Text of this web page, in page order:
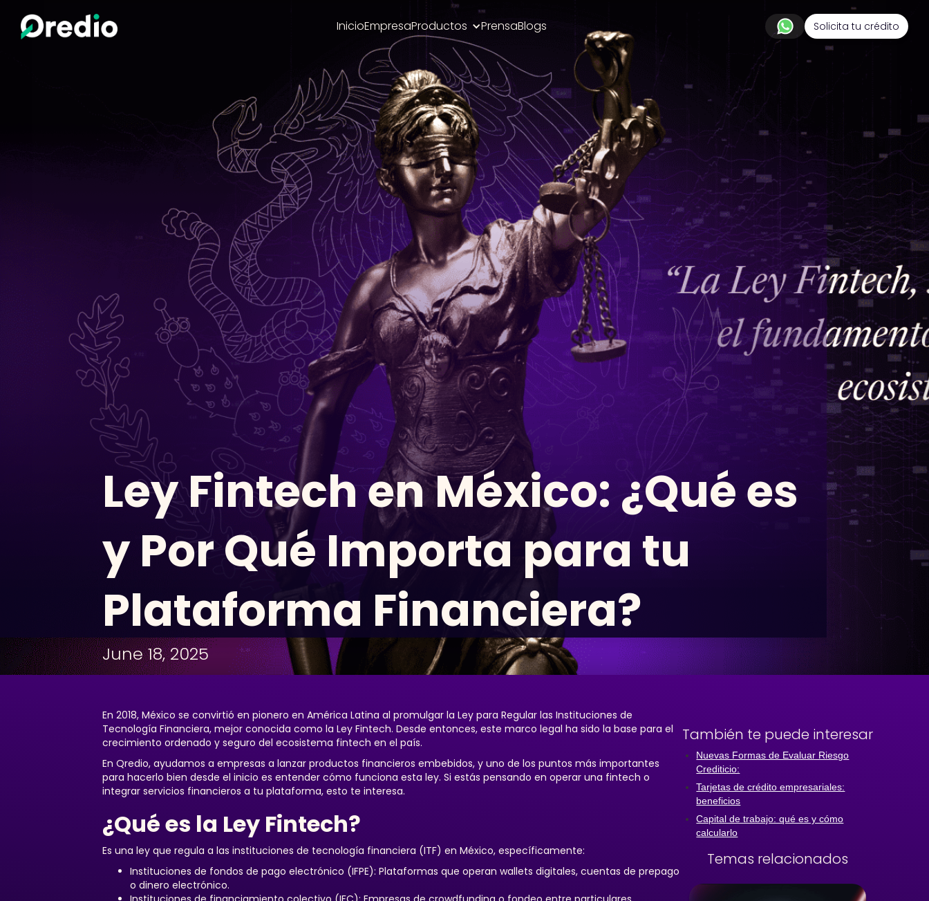
InicioEmpresaProductos PrensaBlogs Solicita tu crédito
Ley Fintech en México: ¿Qué es
y Por Qué Importa para tu
Plataforma Financiera?
June 18, 2025
En 2018, México se convirtió en pionero en América Latina al promulgar la Ley para Regular las Instituciones de
Tecnología Financiera, mejor conocida como la Ley Fintech. Desde entonces, este marco legal ha sido la base para el
crecimiento ordenado y seguro del ecosistema fintech en el país.
En Qredio, ayudamos a empresas a lanzar productos financieros embebidos, y uno de los puntos más importantes
para hacerlo bien desde el inicio es entender cómo funciona esta ley. Si estás pensando en operar una fintech o
integrar servicios financieros a tu plataforma, esto te interesa.
¿Qué es la Ley Fintech?
Es una ley que regula a las instituciones de tecnología financiera (ITF) en México, específicamente:
Instituciones de fondos de pago electrónico (IFPE): Plataformas que operan wallets digitales, cuentas de prepago
o dinero electrónico.
También te puede interesar
Nuevas Formas de Evaluar Riesgo
Crediticio:
Tarjetas de crédito empresariales:
beneficios
Capital de trabajo: qué es y cómo
calcularlo
Temas relacionados